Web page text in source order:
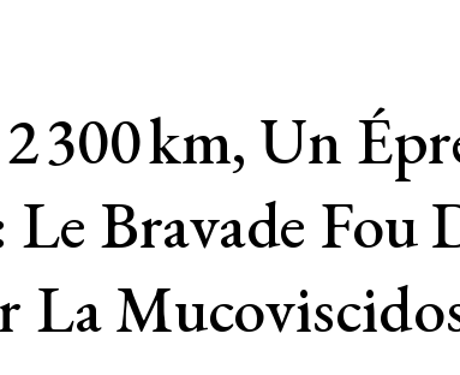
300 Km, Un
: Le Bravade
La